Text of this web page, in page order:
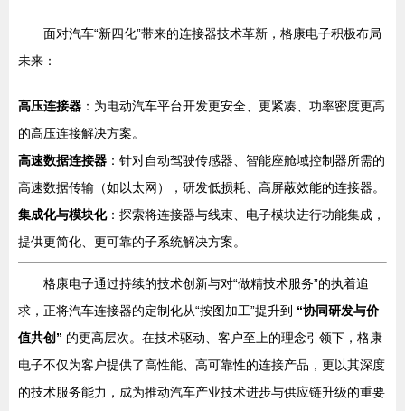
面对汽车“新四化”带来的连接器技术革新，格康电子积极布局
未来：
高压连接器 ：为电动汽车平台开发更安全、更紧凑、功率密度更高
的高压连接解决方案。
高速数据连接器 ：针对自动驾驶传感器、智能座舱域控制器所需的
高速数据传输（如以太网），研发低损耗、高屏蔽效能的连接器。
集成化与模块化：探索将连接器与线束、电子模块进行功能集成，
提供更简化、更可靠的子系统解决方案。
格康电子通过持续的技术创新与对“做精技术服务”的执着追
求，正将汽车连接器的定制化从“按图加工”提升到 “协同研发与价
值共创” 的更高层次。在技术驱动、客户至上的理念引领下，格康
电子不仅为客户提供了高性能、高可靠性的连接产品，更以其深度
的技术服务能力，成为推动汽车产业技术进步与供应链升级的重要